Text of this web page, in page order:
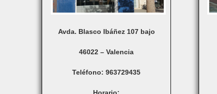
Avda. Blasco Ibáñez 107 bajo
46022 – Valencia
Teléfono: 963729435